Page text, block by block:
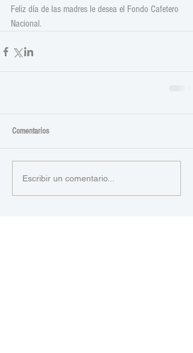
Feliz día de las madres le desea el Fondo Cafetero
Nacional.
Comentarios
Escribir un comentario...